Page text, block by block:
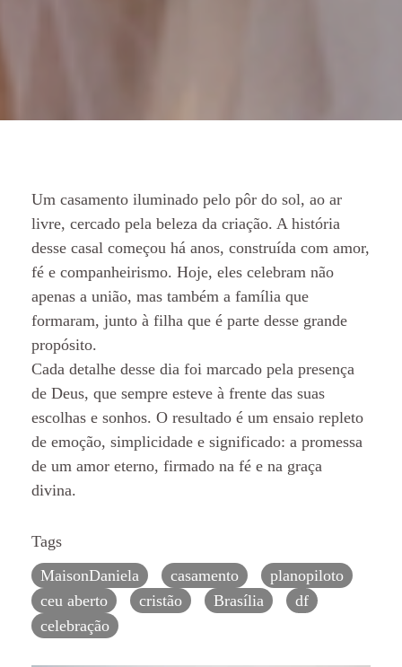
Um casamento iluminado pelo pôr do sol, ao ar
livre, cercado pela beleza da criação. A história
desse casal começou há anos, construída com amor,
fé e companheirismo. Hoje, eles celebram não
apenas a união, mas também a família que
formaram, junto à filha que é parte desse grande
propósito.
Cada detalhe desse dia foi marcado pela presença
de Deus, que sempre esteve à frente das suas
escolhas e sonhos. O resultado é um ensaio repleto
de emoção, simplicidade e significado: a promessa
de um amor eterno, firmado na fé e na graça
divina.
Tags
MaisonDaniela
casamento
planopiloto
ceu aberto
cristão Brasília
df
celebração